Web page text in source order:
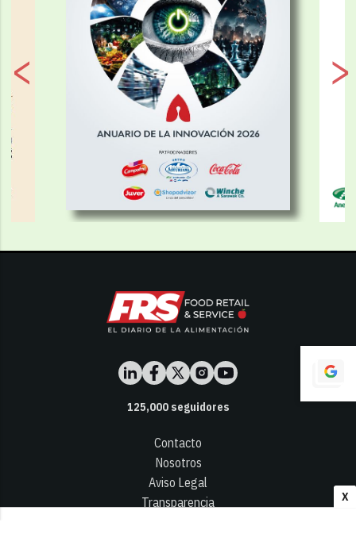
X
125,000seguidores
Contacto
Nosotros
Aviso Legal
Transparencia